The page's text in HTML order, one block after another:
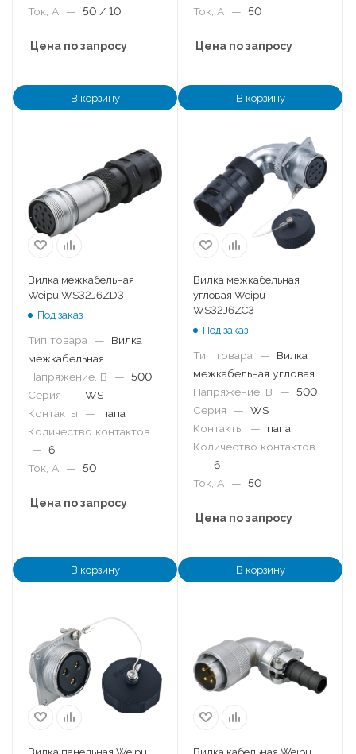
Ток, А
— 50 / 10
Цена по запросу
В корзину
Ток, А
— 50
Цена по запросу
В корзину
Вилка межкабельная
Weipu WS32J6ZD3
Под заказ
Тип товара —
Вилка
межкабельная
Напряжение, В
— 500
Серия
— WS
Контакты
—
папа
Количество контактов
— 6
Ток, А
— 50
Цена по запросу
В корзину
Вилка межкабельная
угловая Weipu
WS32J6ZC3
Под заказ
Тип товара —
Вилка
межкабельная угловая
Напряжение, В
— 500
Серия
— WS
Контакты
—
папа
Количество контактов
— 6
Ток, А
— 50
Цена по запросу
В корзину